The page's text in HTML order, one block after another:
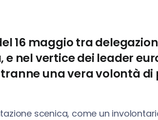
16 maggio tra
nel vertice dei leader
una vera volontà di
scenica, come un